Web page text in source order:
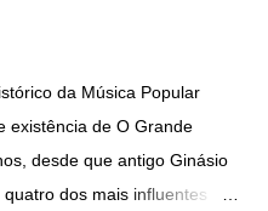
da Música Popular
existência de O Grande
desde que antigo Ginásio
dos mais influentes